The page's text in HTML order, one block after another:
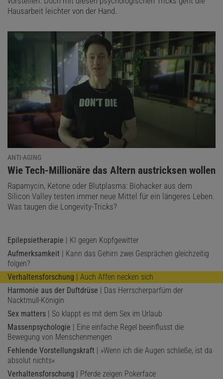
Hausarbeit leichter von der Hand.
ANTI-AGING
:
Wie Tech-Millionäre das Altern austricksen wollen
Rapamycin, Ketone oder Blutplasma: Biohacker aus dem
Silicon Valley testen immer neue Mittel für ein längeres Leben.
Was taugen die Longevity-Tricks?
Epilepsietherapie | KI gegen Kopfgewitter
Aufmerksamkeit | Kann das Gehirn zwei Gesprächen gleichzeitig
folgen?
Verhaltensforschung | Auch Affen necken sich
Harmonie aus der Duftdrüse | Das Herrscherparfüm der
Nacktmull-Königin
Sex matters | So klappt es mit dem Sex im Urlaub
Massenpsychologie | Eine einfache Regel beeinflusst die
Bewegung von Menschenmengen
Fehlende Vorstellungskraft | »Wenn ich die Augen schließe, ist da
absolut nichts«
Verhaltensforschung | Pferde zeigen Pokerface